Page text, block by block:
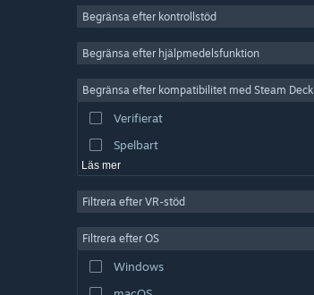
Simulering
Videoproduktion
Bildredigering
Begränsa efter kontrollstöd
Begränsa efter hjälpmedelsfunktion
Begränsa efter kompatibilitet med Steam Deck
Verifierat
Spelbart
Läs mer
Filtrera efter VR-stöd
Filtrera efter OS
Windows